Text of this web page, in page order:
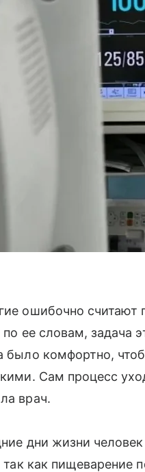
ошибочно считают
ее словам, задача
было комфортно,
Сам процесс
врач.
дни жизни
как пищеварение